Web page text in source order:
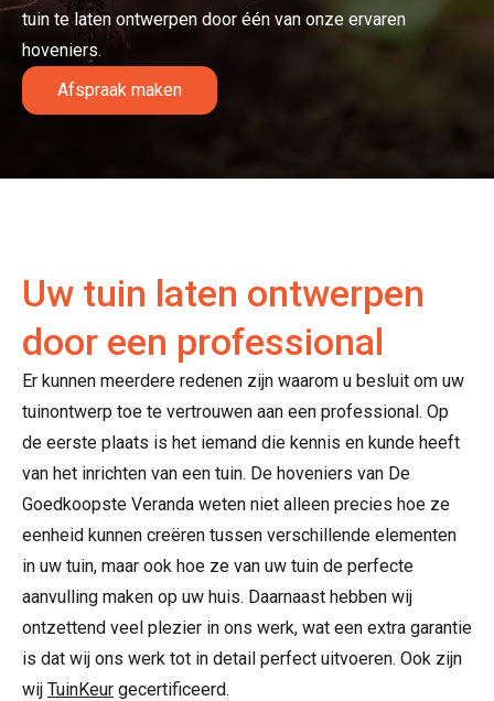
tuin te laten ontwerpen door één van onze ervaren
hoveniers.
Afspraak maken
Uw tuin laten ontwerpen
door een professional
Er kunnen meerdere redenen zijn waarom u besluit om uw
tuinontwerp toe te vertrouwen aan een professional. Op
de eerste plaats is het iemand die kennis en kunde heeft
van het inrichten van een tuin. De hoveniers van De
Goedkoopste Veranda weten niet alleen precies hoe ze
eenheid kunnen creëren tussen verschillende elementen
in uw tuin, maar ook hoe ze van uw tuin de perfecte
aanvulling maken op uw huis. Daarnaast hebben wij
ontzettend veel plezier in ons werk, wat een extra garantie
is dat wij ons werk tot in detail perfect uitvoeren. Ook zijn
wij TuinKeur gecertificeerd.